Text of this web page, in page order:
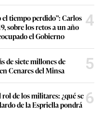
tiempo perdido”: Carlos
sobre los retos a un año
el Gobierno
4
de siete millones de
Cenares del Minsa
5
de los militares: ¿qué se
de la Espriella pondrá 6